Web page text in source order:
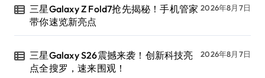
三星Galaxy Z Fold7抢先揭秘！手机管家
带你速览新亮点
2026年8月7日
三星Galaxy S26震撼来袭！创新科技亮
点全搜罗，速来围观！
2026年8月7日